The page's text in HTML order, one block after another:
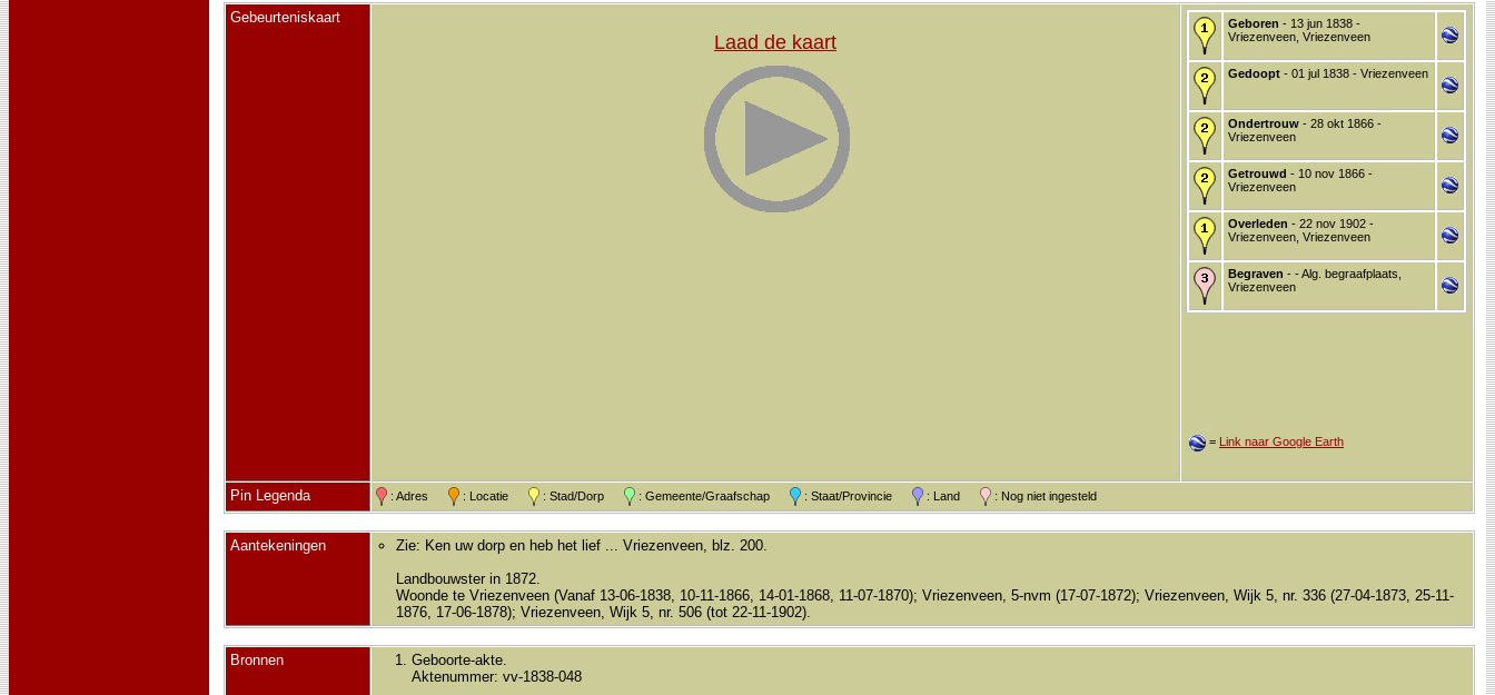
Gebeurteniskaart
Laad de kaart
Geboren - 13 jun 1838 -
Vriezenveen, Vriezenveen
Gedoopt - 01 jul 1838 - Vriezenveen
Ondertrouw - 28 okt 1866 -
Vriezenveen
Getrouwd - 10 nov 1866 -
Vriezenveen
Overleden - 22 nov 1902 -
Vriezenveen, Vriezenveen
Begraven - - Alg. begraafplaats,
Vriezenveen
= Link naar Google Earth
Pin Legenda : Adres : Locatie : Stad/Dorp : Gemeente/Graafschap : Staat/Provincie : Land : Nog niet ingesteld
Aantekeningen
Zie: Ken uw dorp en heb het lief ... Vriezenveen, blz. 200.
Landbouwster in 1872.
Woonde te Vriezenveen (Vanaf 13-06-1838, 10-11-1866, 14-01-1868, 11-07-1870); Vriezenveen, 5-nvm (17-07-1872); Vriezenveen, Wijk 5, nr. 336 (27-04-1873, 25-11-
1876, 17-06-1878); Vriezenveen, Wijk 5, nr. 506 (tot 22-11-1902).
Bronnen
Geboorte-akte.
Aktenummer: vv-1838-048